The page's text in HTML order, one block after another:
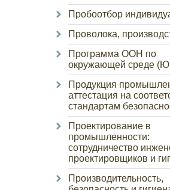
Пробоотбор
Проволока,
Программа ООН по
окружающей среде
Продукция
аттестация на
стандартам
Проектирование в
промышленности:
сотрудничество
проектировщиков и
Производительность,